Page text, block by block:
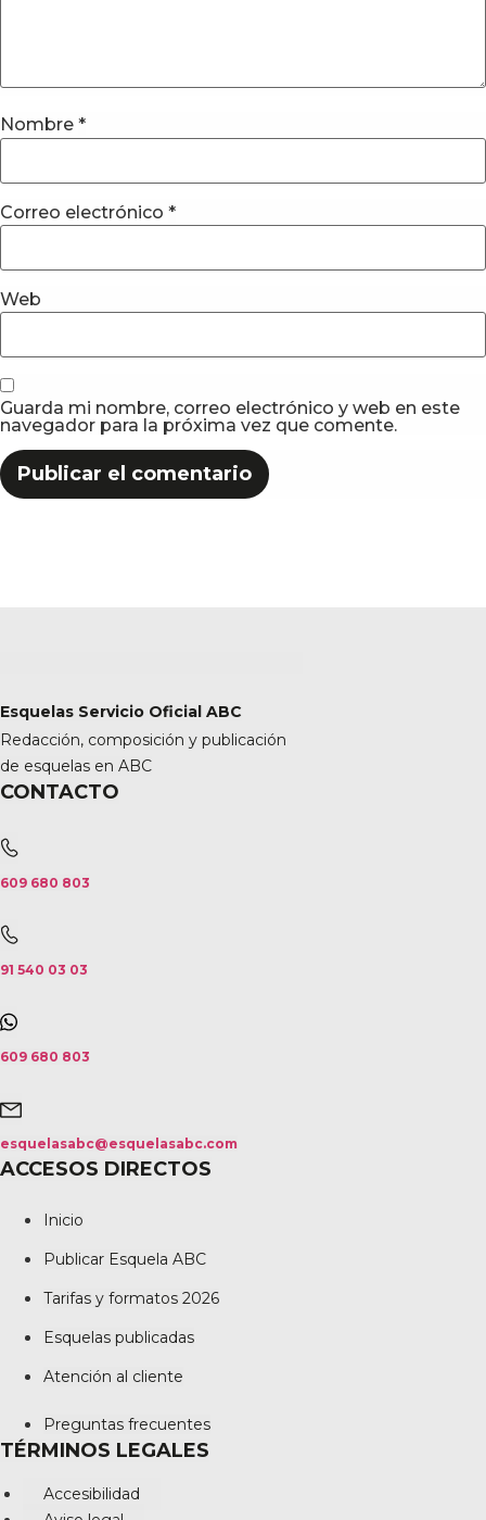
Nombre *
Correo electrónico *
Web
Guarda mi nombre, correo electrónico y web en este
navegador para la próxima vez que comente.
Esquelas Servicio Oficial ABC
Redacción, composición y publicación
de esquelas en ABC
CONTACTO
609 680 803
91 540 03 03
609 680 803
esquelasabc@esquelasabc.com
ACCESOS DIRECTOS
Inicio
Publicar Esquela ABC
Tarifas y formatos 2026
Esquelas publicadas
Atención al cliente
Preguntas frecuentes
TÉRMINOS LEGALES
Accesibilidad